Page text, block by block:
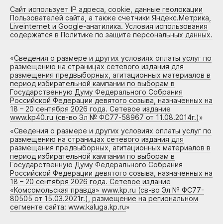
Сайт использует IP адреса, cookie, данные геолокации
Пользователей сайта, а также счетчики Яндекс.Метрика,
Liveinternet и Google-анатилика. Условия использования
содержатся в Политике по защите персональных данных.
«Сведения о размере и других условиях оплаты услуг по
размещению на страницах сетевого издания для
размещения предвыборных, агитационных материалов в
период избирательной кампании по выборам в
Государственную Думу Федерального Собрания
Российской Федерации девятого созыва, назначенных на
18 – 20 сентября 2026 года. Сетевое издание
www.kp40.ru (св-во Эл № ФС77-58967 от 11.08.2014г.)»
«Сведения о размере и других условиях оплаты услуг по
размещению на страницах сетевого издания для
размещения предвыборных, агитационных материалов в
период избирательной кампании по выборам в
Государственную Думу Федерального Собрания
Российской Федерации девятого созыва, назначенных на
18 – 20 сентября 2026 года. Сетевое издание
«Комсомольская правда» www.kp.ru (св-во Эл № ФС77-
80505 от 15.03.2021г.), размещение на региональном
сегменте сайта: www.kaluga.kp.ru»